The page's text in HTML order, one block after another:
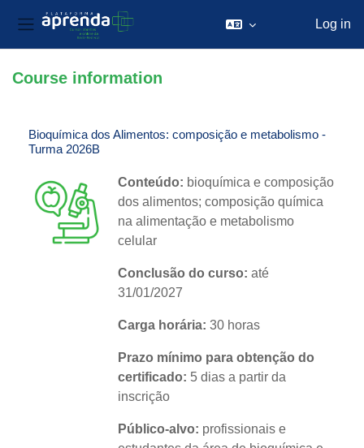
Side panel
Log in
Course information
Bioquímica dos Alimentos: composição e metabolismo -
Turma 2026B
Conteúdo: bioquímica e composição
dos alimentos; composição química
na alimentação e metabolismo
celular
Conclusão do curso: até
31/01/2027
Carga horária: 30 horas
Prazo mínimo para obtenção do
certificado: 5 dias a partir da
inscrição
Público-alvo: profissionais e